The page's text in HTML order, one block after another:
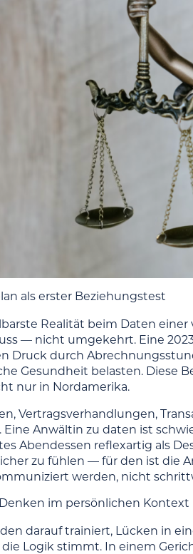
als erster Beziehungstest
Realität beim Daten
— nicht umgekehrt. Eine
Druck durch
Gesundheit belasten. Diese
nur in Nordamerika.
Vertragsverhandlungen,
Eine Anwältin zu daten ist
Abendessen reflexartig als
zu fühlen — für den ist die
werden, nicht
im persönlichen Kontext
darauf trainiert, Lücken in
Logik stimmt. In einem